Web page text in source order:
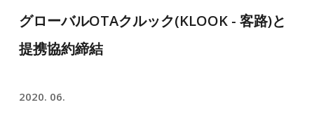
グローバルOTAクルック(KLOOK - 客路)と
提携協約締結
2020. 06.